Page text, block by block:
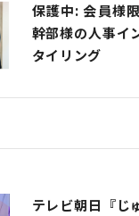
保護中: 会員様
幹部様の人事イ
タイリング
テレビ朝日『じ